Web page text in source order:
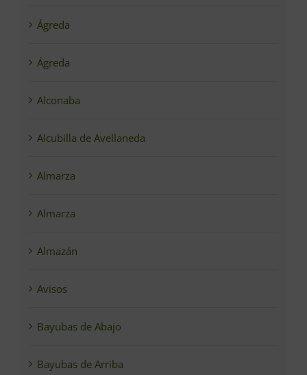
Ágreda
Ágreda
Alconaba
Alcubilla de Avellaneda
Almarza
Almarza
Almazán
Avisos
Bayubas de Abajo
Bayubas de Arriba